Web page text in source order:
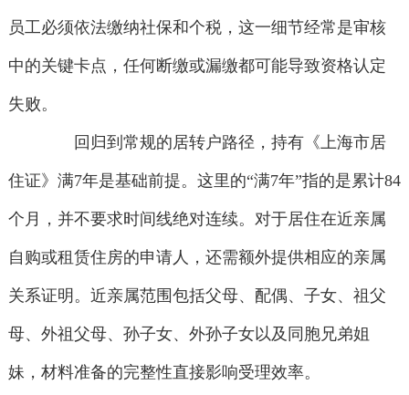
员工必须依法缴纳社保和个税，这一细节经常是审核
中的关键卡点，任何断缴或漏缴都可能导致资格认定
失败。
回归到常规的居转户路径，持有《上海市居
住证》满7年是基础前提。这里的“满7年”指的是累计84
个月，并不要求时间线绝对连续。对于居住在近亲属
自购或租赁住房的申请人，还需额外提供相应的亲属
关系证明。近亲属范围包括父母、配偶、子女、祖父
母、外祖父母、孙子女、外孙子女以及同胞兄弟姐
妹，材料准备的完整性直接影响受理效率。